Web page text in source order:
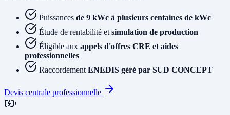
Puissances de 9 kWc à plusieurs centaines de kWc
Étude de rentabilité et simulation de production
Éligible aux appels d'offres CRE et aides
professionnelles
Raccordement ENEDIS géré par SUD CONCEPT
Devis centrale professionnelle